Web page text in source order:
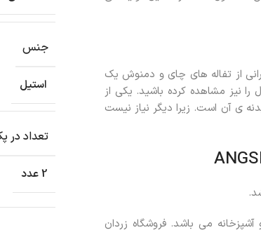
از تفاله های چای و دمنوش یک
نیز مشاهده کرده باشید. یکی از
ی آن است. زیرا دیگر نیاز نیست
آشپزخانه می باشد. فروشگاه زردان
جنس
استیل
تعداد در
2 عدد